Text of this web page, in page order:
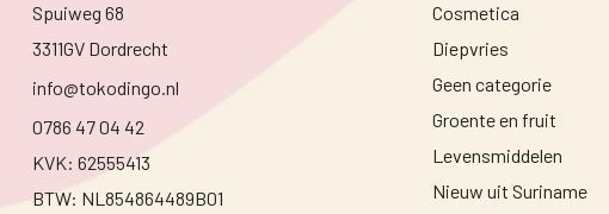
Spuiweg 68
3311GV Dordrecht
info@tokodingo.nl
0786 47 04 42
KVK: 62555413
BTW: NL854864489B01
Cosmetica
Diepvries
Geen categorie
Groente en fruit
Levensmiddelen
Nieuw uit Suriname